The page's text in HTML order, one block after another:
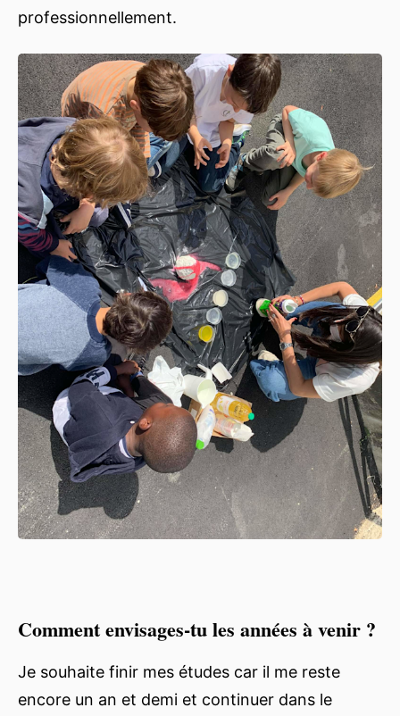
professionnellement.
Comment envisages-tu les années à venir ?
Je souhaite finir mes études car il me reste
encore un an et demi et continuer dans le